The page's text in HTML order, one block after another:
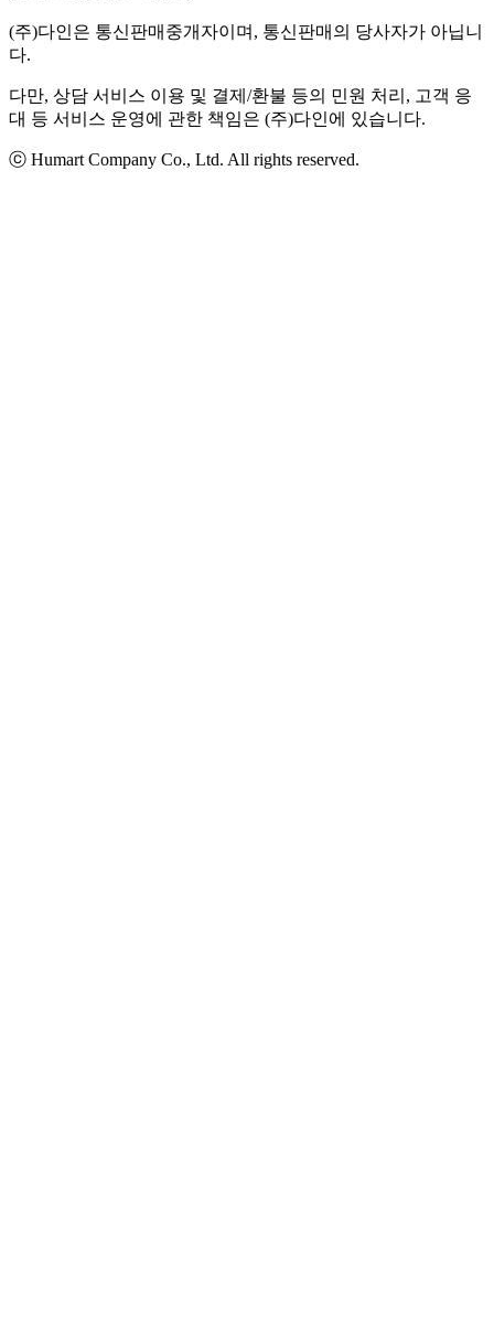
(주)다인은 통신판매중개자이며, 통신판매의 당사자가 아닙니
다.
다만, 상담 서비스 이용 및 결제/환불 등의 민원 처리, 고객 응
대 등 서비스 운영에 관한 책임은 (주)다인에 있습니다.
ⓒ Humart Company Co., Ltd. All rights reserved.